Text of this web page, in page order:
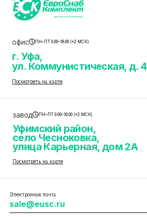
офис ПН–ПТ 9.00–18.00 (+2 МСК)
г. Уфа,
ул. Коммунистическая, д.
Посмотреть на карте
завод ПН–ПТ 9.00–18.00 (+2 МСК)
Уфимский район,
село Чесноковка,
улица Карьерная, дом 2А
Посмотреть на карте
Электронная почта
sale@eusc.ru